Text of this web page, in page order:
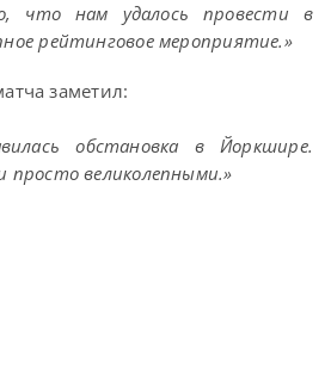
что нам удалось провести в
рейтинговое мероприятие.»
заметил:
обстановка в Йоркшире.
просто великолепными.»